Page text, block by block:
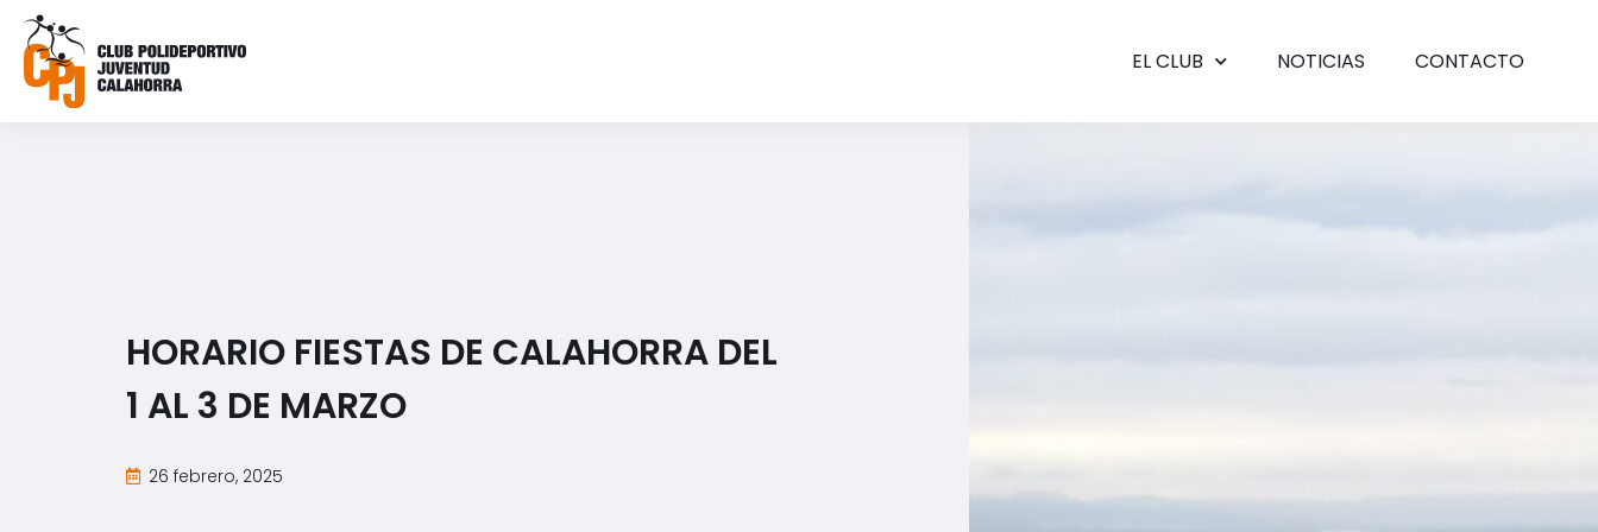
EL CLUB NOTICIAS CONTACTO
HORARIO FIESTAS DE CALAHORRA DEL
1 AL 3 DE MARZO
26 febrero, 2025